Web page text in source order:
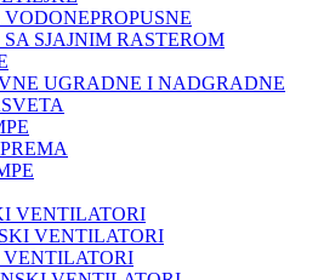
SJAJNIM RASTEROM
UGRADNE I NADGRADNE
VENTILATORI
VENTILATORI